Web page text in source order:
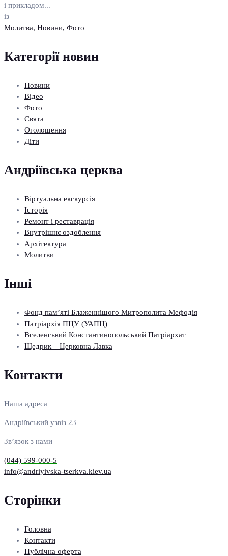
і прикладом...
із
Молитва, Новини, Фото
Категорії новин
Новини
Відео
Фото
Свята
Оголошення
Діти
Андріївська церква
Віртуальна екскурсія
Історія
Ремонт і реставрація
Внутрішнє оздоблення
Архітектура
Молитви
Інші
Фонд пам’яті Блаженнішого Митрополита Мефодія
Патріархія ПЦУ (УАПЦ)
Вселенський Константинопольський Патріархат
Щедрик – Церковна Лавка
Контакти
Наша адреса
Андріївський узвіз 23
Зв’язок з нами
(044) 599-000-5
info@andriyivska-tserkva.kiev.ua
Сторінки
Головна
Контакти
Публічна оферта